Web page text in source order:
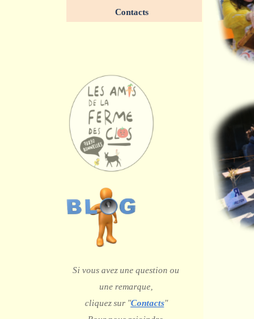
Si vous avez une question ou
une remarque,
cliquez sur "Contacts"
Contacts